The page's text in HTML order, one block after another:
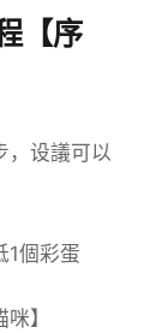
【序
，设議可以
1個彩蛋
】